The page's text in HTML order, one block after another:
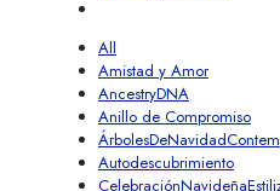
All
Amistad y Amor
AncestryDNA
Anillo de Compromiso
Autodescubrimiento